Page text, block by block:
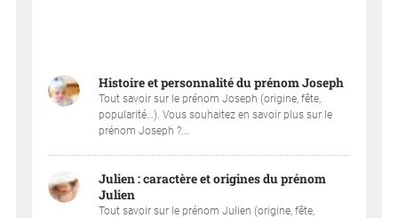
Histoire et personnalité du prénom Joseph
Tout savoir sur le prénom Joseph (origine, fête,
popularité…). Vous souhaitez en savoir plus sur le
prénom Joseph ?...
Julien : caractère et origines du prénom
Julien
Tout savoir sur le prénom Julien (origine, fête,